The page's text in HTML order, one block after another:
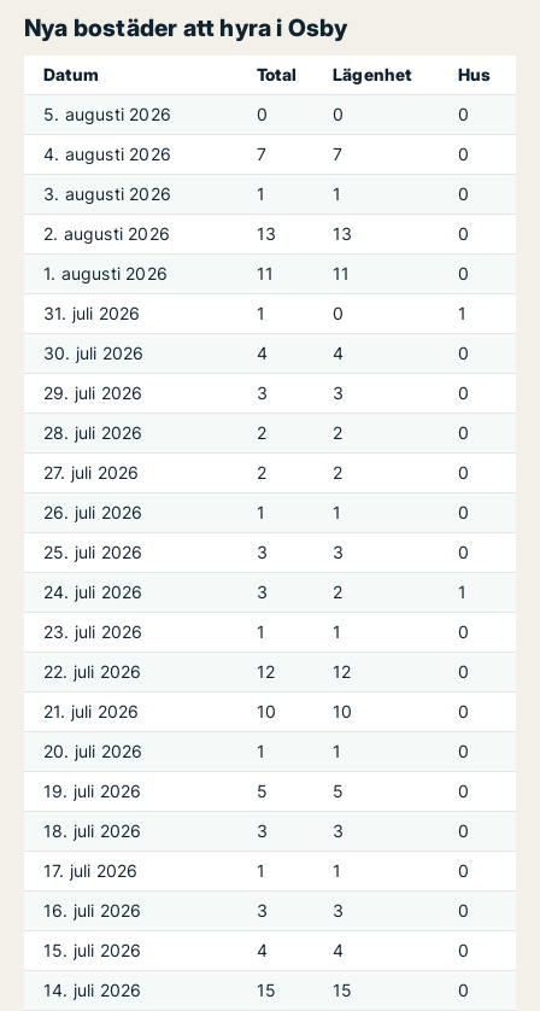
Nya bostäder att hyra i Osby
Datum Total Lägenhet
Hus
5. augusti 2026
0 0
0
4. augusti 2026
7 7
0
3. augusti 2026
1 1
0
2. augusti 2026
13 13
0
1. augusti 2026
11 11
0
31. juli 2026
1 0
1
30. juli 2026
4 4
0
29. juli 2026
3 3
0
28. juli 2026
2 2
0
27. juli 2026
2 2
0
26. juli 2026
1 1
0
25. juli 2026
3 3
0
24. juli 2026
3 2
1
23. juli 2026
1 1
0
22. juli 2026
12 12
0
21. juli 2026
10 10
0
20. juli 2026
1 1
0
19. juli 2026
5 5
0
18. juli 2026
3 3
0
17. juli 2026
1 1
0
16. juli 2026
3 3
0
15. juli 2026
4 4
0
14. juli 2026
15 15
0